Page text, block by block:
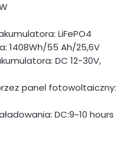
LiFePO4
1408Wh/55 Ah/25,6V
DC 12-30V,
panel fotowoltaiczny:
DC:9~10 hours